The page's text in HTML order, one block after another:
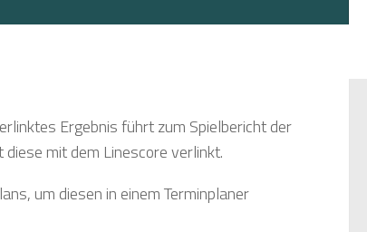
Ergebnis führt zum Spielbericht der
mit dem Linescore verlinkt.
um diesen in einem Terminplaner